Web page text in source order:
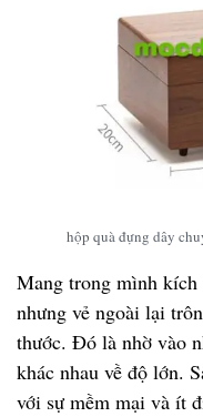
hộp quà đựng dây
Mang trong mình
nhưng vẻ ngoài lại
thước. Đó là nhờ vào
khác nhau về độ lớn.
với sự mềm mại và ít